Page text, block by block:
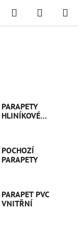
Hledat
KOŠÍK
PARAPETY
HLINÍKOVÉ
POCHOZÍ
PARAPETY
PARAPET PVC
VNITŘNÍ